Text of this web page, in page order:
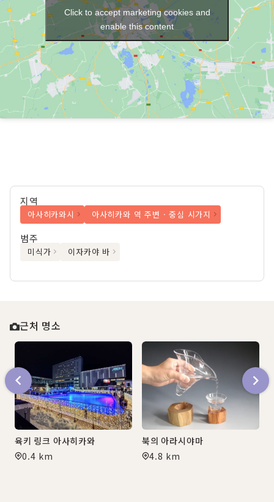
Click to accept marketing cookies and
enable this content
지역
아사히카와시 아사히카와 역 주변 · 중심 시가지
범주
미식가 이자카야 바
근처 명소
육키 링크 아사히카와
0.4 km
북의 아라시야마
4.8 km